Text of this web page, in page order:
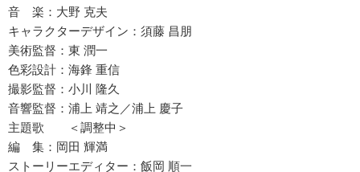
音 楽：大野 克夫
キャラクターデザイン：須藤 昌朋
美術監督：東 潤一
色彩設計：海鋒 重信
撮影監督：小川 隆久
音響監督：浦上 靖之／浦上 慶子
主題歌 ＜調整中＞
編 集：岡田 輝満
ストーリーエディター：飯岡 順一